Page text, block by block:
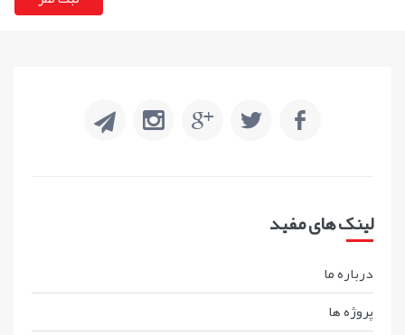
لینک های مفید
درباره ما
پروژه ها